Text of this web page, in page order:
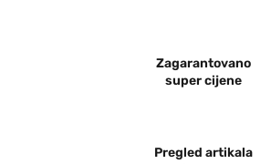
Zagarantovano
super cijene
Pregled artikala